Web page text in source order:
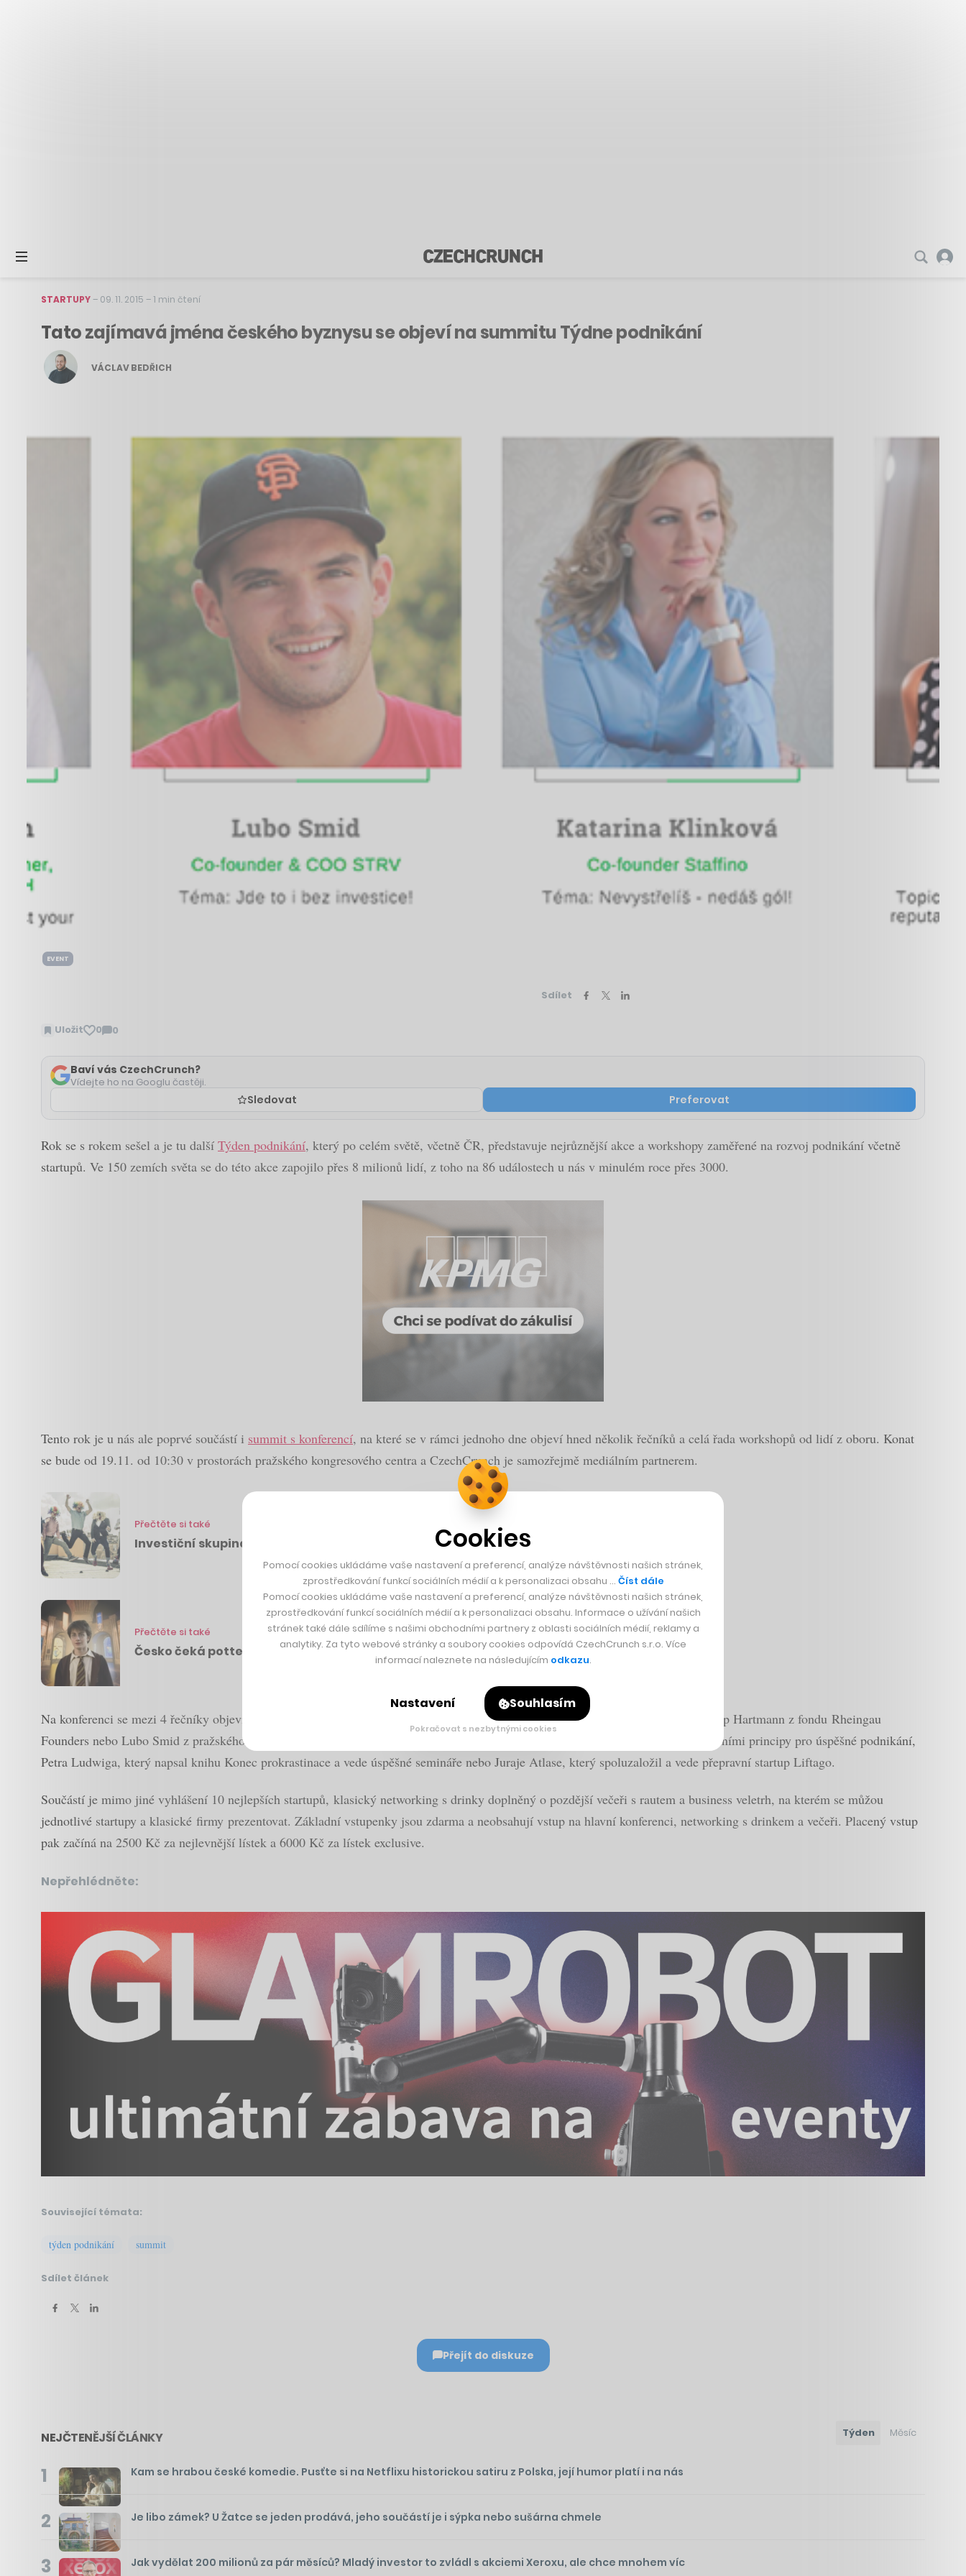
STARTUPY– 09. 11. 2015 –1 min čtení
Tato zajímavá jména českého byznysu se objeví na summitu Týdne podnikání
VÁCLAV BEDŘICH
EVENT
Sdílet
Uložit 0 0
Zobrazit
Baví vás CzechCrunch?
Vídejte ho na Googlu častěji.
Sledovat Preferovat
Rok se s rokem sešel a je tu další Týden podnikání, který po celém světě, včetně ČR, představuje nejrůznější akce a workshopy zaměřené na rozvoj podnikání včetně
startupů. Ve 150 zemích světa se do této akce zapojilo přes 8 milionů lidí, z toho na 86 událostech u nás v minulém roce přes 3000.
Tento rok je u nás ale poprvé součástí i summit s konferencí, na které se v rámci jednoho dne objeví hned několik řečníků a celá řada workshopů od lidí z oboru. Konat
se bude od 19.11. od 10:30 v prostorách pražského kongresového centra a CzechCrunch je samozřejmě mediálním partnerem.
Přečtěte si také
Investiční skupina Miton vkládá peníze do českého nanotechnologického projektu
Přečtěte si také
Česko čeká potterovské léto. Fanoušci ocení masivní výstavu i kino
Na konferenci se mezi 4 řečníky objeví například Katarina Klinková ze startupu Staffino, Lucie Brešová – CFO Skypickeru, Philipp Hartmann z fondu Rheingau
Founders nebo Lubo Smid z pražského STRV. Naopak v rámci
uvidíte například Tomáše Čupra v souvislosti se základními principy pro úspěšné podnikání,
Petra Ludwiga, který napsal knihu Konec prokrastinace a vede úspěšné semináře nebo Juraje Atlase, který spoluzaložil a vede přepravní startup Liftago.
Součástí je mimo jiné vyhlášení 10 nejlepších startupů, klasický networking s drinky doplněný o pozdější večeři s rautem a business veletrh, na kterém se můžou
jednotlivé startupy a klasické firmy prezentovat. Základní vstupenky jsou zdarma a neobsahují vstup na hlavní konferenci, networking s drinkem a večeři. Placený vstup
pak začíná na 2500 Kč za nejlevnější lístek a 6000 Kč za lístek exclusive.
Nepřehlédněte:
Související témata:
týden podnikání summit
Sdílet článek
Přejít do diskuze
NEJČTENĚJŠÍ ČLÁNKY Týden Měsíc
1 Kam se hrabou české komedie. Pusťte si na Netflixu historickou satiru z Polska, její humor platí i na nás
2 Je libo zámek? U Žatce se jeden prodává, jeho součástí je i sýpka nebo sušárna chmele
3 Jak vydělat 200 milionů za pár měsíců? Mladý investor to zvládl s akciemi Xeroxu, ale chce mnohem víc
Cookies
Pomocí cookies ukládáme vaše nastavení a preferencí, analýze návštěvnosti našich stránek,
zprostředkování funkcí sociálních médií a k personalizaci obsahu … Číst dále
Pomocí cookies ukládáme vaše nastavení a preferencí, analýze návštěvnosti našich stránek,
zprostředkování funkcí sociálních médií a k personalizaci obsahu. Informace o užívání našich
stránek také dále sdílíme s našimi obchodními partnery z oblasti sociálních médií, reklamy a
analytiky. Za tyto webové stránky a soubory cookies odpovídá CzechCrunch s.r.o. Více
informací naleznete na následujícím odkazu.
Nastavení Souhlasím
Pokračovat s nezbytnými cookies